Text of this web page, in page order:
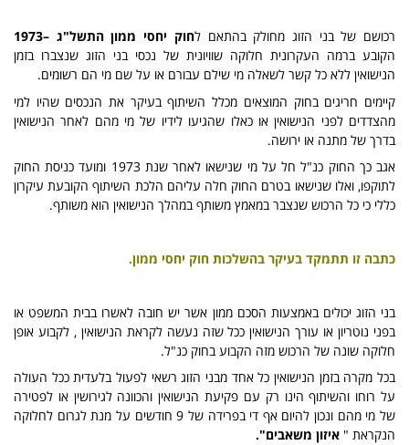
רכושם של בני הזוג מחולק בהתאם לחוק יחסי ממון התשל"ג –1973
הקובע ברמה העקרונית חלוקה שוויונית של נכסי בני הזוג שנצברו בזמן
הנישואין ללא כל קשר לשאלה מי שילם עבורם או על שם מי הם רשומים.
קיימים חריגים בחוק המוצאים מכלל השיתוף בעיקר את הנכסים שהיו למי
מהצדדים לפני הנישואין או כאלו שהגיעו לידיו של מי מהם לאחר הנישואין
בדרך של מתנה או ירושה.
אגב כך החוק כנ"ל חל על מי שנישאו לאחר שנת 1973 ומועד כניסת החוק
לתוקפו, ואלו שנישאו בטרם החוק חלה עליהם הלכת השיתוף הקובעת עיקרון
כללי כי כל הרכוש שנצבר במאמץ משותף במהלך הנישואין הוא משותף.
כתבה זו תתמקד בעיקר בהשלכות חוק יחסי ממון.
בני הזוג יכולים באמצעות הסכם ממון אשר יש חובה לאשרו בבית המשפט או
בפני נוטריון או עורך הנישואין ככל שזה נעשה לקראת הנישואין , לקבוע אופן
חלוקה שונה של הרכוש מזה הקבוע בחוק כנ"ל.
בכל מקרה בזמן הנישואין כל אחד מבני הזוג רשאי לפעול בלעדית ככל העולה
על רוחו והשיתוף הינו רק עם פקיעת הנישואין והכוונה לגירושין או לפטירה
של מי מהם ונכון להיום אף די בפרידה של 9 חודשים על מנת לגרום לחלוקה
הנקראת " איזון משאבים".